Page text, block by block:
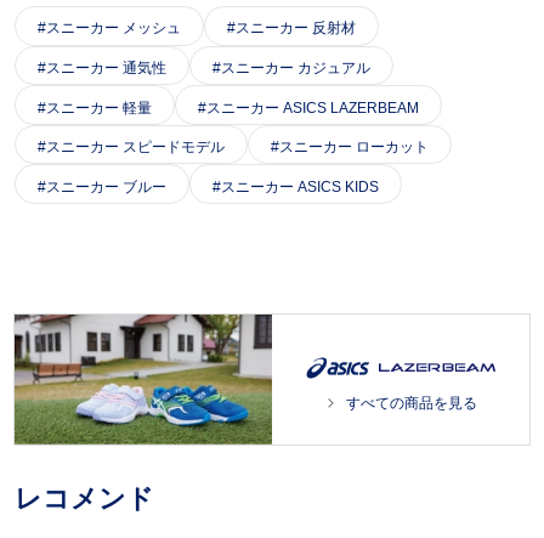
スニーカー メッシュ スニーカー 反射材
スニーカー 通気性 スニーカー カジュアル
スニーカー 軽量 スニーカー ASICS LAZERBEAM
スニーカー スピードモデル スニーカー ローカット
スニーカー ブルー スニーカー ASICS KIDS
すべての商品を見る
レコメンド